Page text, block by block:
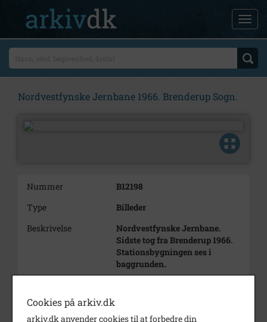
Nordvestfynske Jernbane 1966. Brenderup Sogn.
Nummer
B12198
Type
Billeder
Beskrivelse
Nordvestfynske Jernbane.
Sidste tog fra Brenderup 1966.
Stationsbygningen ses i
baggrunden.
Fotograf
Cookies på arkiv.dk
arkiv.dk anvender cookies til at forbedre din